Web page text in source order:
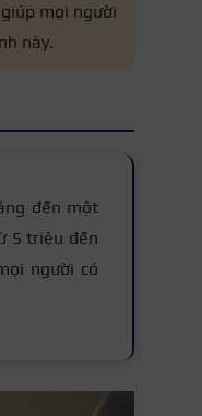
mọi người
này.
đến một
5 triệu đến
người có